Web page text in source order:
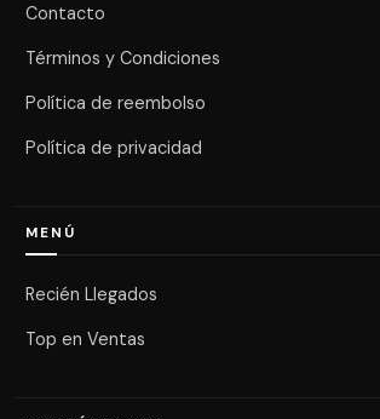
Contacto
Términos y Condiciones
Política de reembolso
Política de privacidad
MENÚ
Recién Llegados
Top en Ventas